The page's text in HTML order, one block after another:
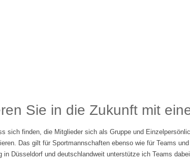
Sie in die Zukunft mit
sich finden, die Mitglieder sich als Gruppe und
Das gilt für Sportmannschaften ebenso wie für Teams
in Düsseldorf und deutschlandweit unterstütze ich Teams